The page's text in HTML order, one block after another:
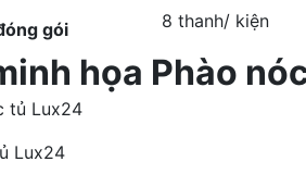
gói 8 thanh/ kiện
họa Phào
Lux24